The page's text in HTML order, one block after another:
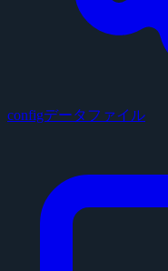
configデータファイル